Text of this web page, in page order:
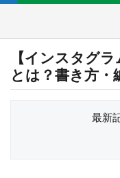
【インスタグ
とは？書き方・
最新